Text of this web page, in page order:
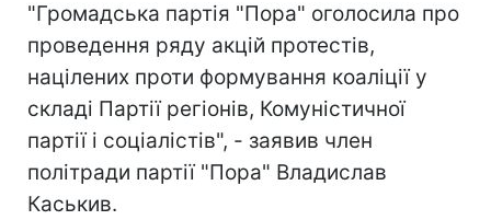
"Громадська партія "Пора" оголосила про
проведення ряду акцій протестів,
націлених проти формування коаліції у
складі Партії регіонів, Комуністичної
партії і соціалістів", - заявив член
політради партії "Пора" Владислав
Каськив.